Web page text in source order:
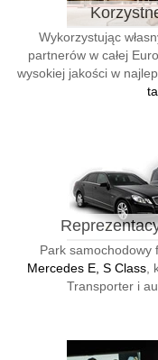
Wykorzystując
partnerów w całej
wysokiej jakości w
Park samochodowy
Mercedes E, S Class
Transporter i